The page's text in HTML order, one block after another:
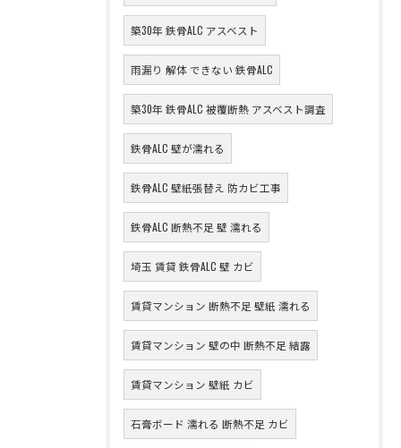
築30年 鉄骨ALC アスベスト
雨漏り 解体 できない 鉄骨ALC
築30年 鉄骨ALC 被覆断熱 アスベスト調査
鉄骨ALC 壁が濡れる
鉄骨ALC 壁紙張替え 防カビ工事
鉄骨ALC 断熱不足 壁 濡れる
埼玉 賃貸 鉄骨ALC 壁 カビ
賃貸マンション 断熱不足 壁紙 濡れる
賃貸マンション 壁の中 断熱不足 結露
賃貸マンション 壁紙 カビ
石膏ボード 濡れる 断熱不足 カビ